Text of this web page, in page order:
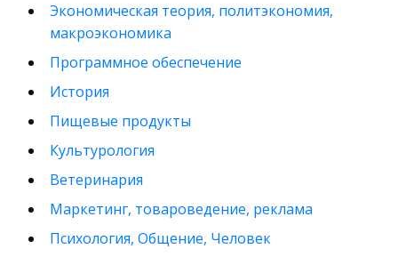
Экономическая теория, политэкономия,
макроэкономика
Программное обеспечение
История
Пищевые продукты
Культурология
Ветеринария
Маркетинг, товароведение, реклама
Психология, Общение, Человек